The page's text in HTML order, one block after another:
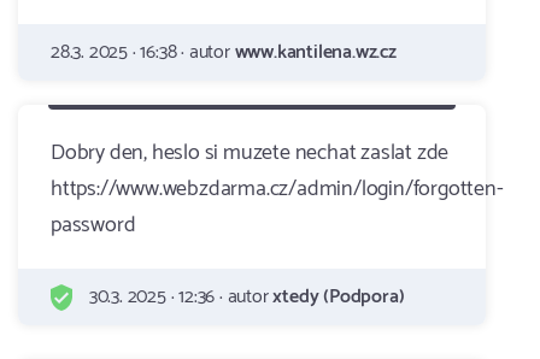
28.3. 2025 · 16:38 · autorwww.kantilena.wz.cz
Dobry den, heslo si muzete nechat zaslat zde
https://www.webzdarma.cz/admin/login/forgotten-
password
30.3. 2025 · 12:36 · autorxtedy (Podpora)